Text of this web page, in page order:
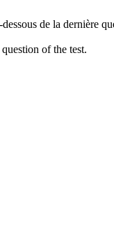
de la dernière
of the test.